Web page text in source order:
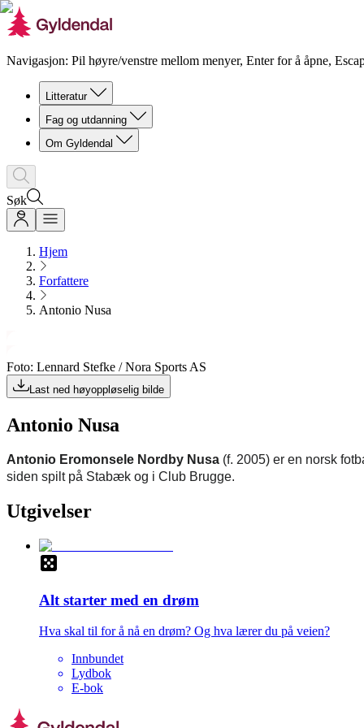
Navigasjon: Pil høyre/venstre mellom menyer, Enter for å åpne,
Litteratur
Fag og utdanning
Om Gyldendal
Søk
Hjem
Forfattere
Antonio Nusa
Foto: Lennard Stefke / Nora Sports AS
Last ned høyoppløselig bilde
Antonio Nusa
Antonio Eromonsele Nordby Nusa (f. 2005) er en norsk
siden spilt på Stabæk og i Club Brugge.
Utgivelser
Alt starter med en drøm
Hva skal til for å nå en drøm? Og hva lærer du på veien?
Innbundet
Lydbok
E-bok